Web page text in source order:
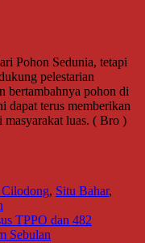
Pohon Sedunia, tetapi
pelestarian
bertambahnya pohon di
dapat terus memberikan
masyarakat luas. ( Bro )
Cilodong, Situ Bahar,
TPPO dan 482
Sebulan